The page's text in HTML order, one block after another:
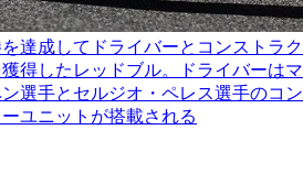
達成してドライバーとコンストラク
得したレッドブル。ドライバーはマ
選手とセルジオ・ペレス選手のコン
ユニットが搭載される